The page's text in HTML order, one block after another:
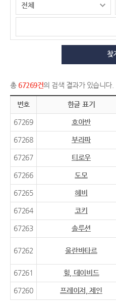
찾
총 67269건의 검색 결과가 있습니다.
번호 한글 표기
67269 호아반
67268 부라파
67267 티로우
67266 도모
67265 헤비
67264 코키
67263 솔루션
67262 울란바타르
67261 힐, 데이비드
67260 프레이저, 제인